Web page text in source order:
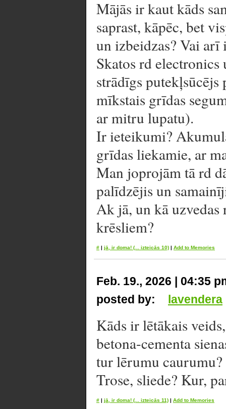
Mājās ir kaut kāds
saprast, kāpēc, bet
un izbeidzas? Vai
Skatos rd electronics
strādīgs
mīkstais grīdas
ar mitru lupatu).
Ir ieteikumi?
grīdas liekamie, ar
Man joprojām tā rd
palīdzējis un
Ak jā, un kā
krēsliem?
# | jā, ir doma! (... izteicās 10) | Add to Memories
Feb. 19., 2026 | 04:35
posted by:
lavendera
Kāds ir lētākais
betona-cementa
tur lērumu caurumu?
Trose, sliede? Kur,
# | jā, ir doma! (... izteicās 11) | Add to Memories